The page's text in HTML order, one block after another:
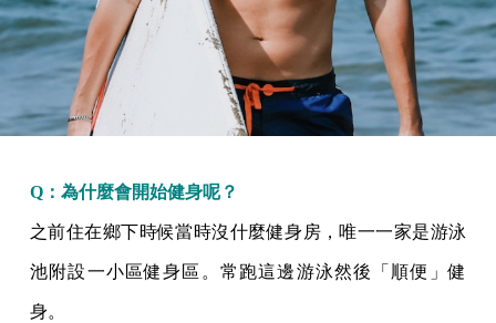
Q：為什麼會開始健身呢？
之前住在鄉下時候當時沒什麼健身房，唯一一家是游泳
池附設一小區健身區。常跑這邊游泳然後「順便」健
身。